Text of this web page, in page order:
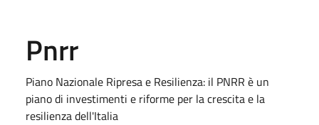
Pnrr
Piano Nazionale Ripresa e Resilienza: il PNRR è un
piano di investimenti e riforme per la crescita e la
resilienza dell'Italia